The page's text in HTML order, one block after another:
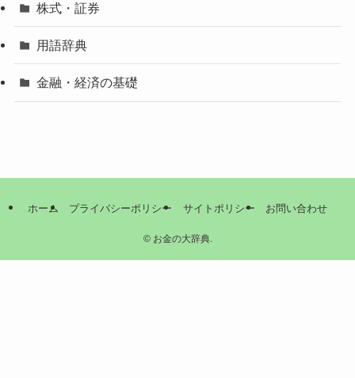
株式・証券
用語辞典
金融・経済の基礎
ホーム プライバシーポリシー サイトポリシー お問い合わせ
©お金の大辞典.